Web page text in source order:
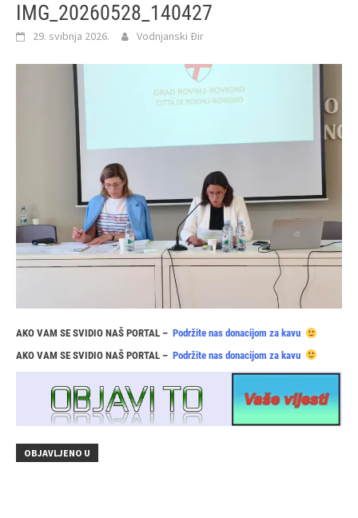
IMG_20260528_140427
29. svibnja 2026. Vodnjanski Đir
AKO VAM SE SVIDIO NAŠ PORTAL – Podržite nas donacijom za kavu
AKO VAM SE SVIDIO NAŠ PORTAL – Podržite nas donacijom za kavu
OBJAVLJENO U